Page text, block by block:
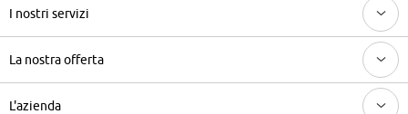
I nostri servizi
La nostra offerta
L'azienda